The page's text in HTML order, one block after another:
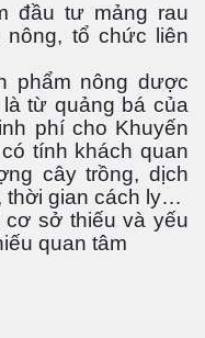
đầu tư mảng rau
tổ chức liên
phẩm nông dược
từ quảng bá của
phí cho Khuyến
tính khách quan
cây trồng, dịch
thời gian cách ly…
sở thiếu và yếu
quan tâm